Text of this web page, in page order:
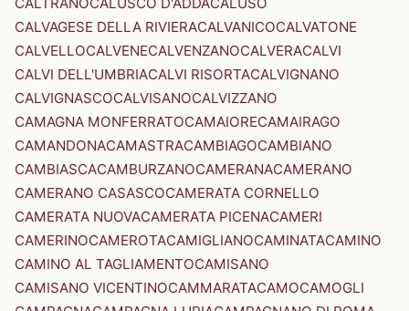
CALVAGESE DELLA RIVIERACALVANICOCALVATONE
CALVELLOCALVENECALVENZANOCALVERACALVI
CALVI DELL'UMBRIACALVI RISORTACALVIGNANO
CALVIGNASCOCALVISANOCALVIZZANO
CAMAGNA MONFERRATOCAMAIORECAMAIRAGO
CAMANDONACAMASTRACAMBIAGOCAMBIANO
CAMBIASCACAMBURZANOCAMERANACAMERANO
CAMERANO CASASCOCAMERATA CORNELLO
CAMERATA NUOVACAMERATA PICENACAMERI
CAMERINOCAMEROTACAMIGLIANOCAMINATACAMINO
CAMINO AL TAGLIAMENTOCAMISANO
CAMISANO VICENTINOCAMMARATACAMOCAMOGLI